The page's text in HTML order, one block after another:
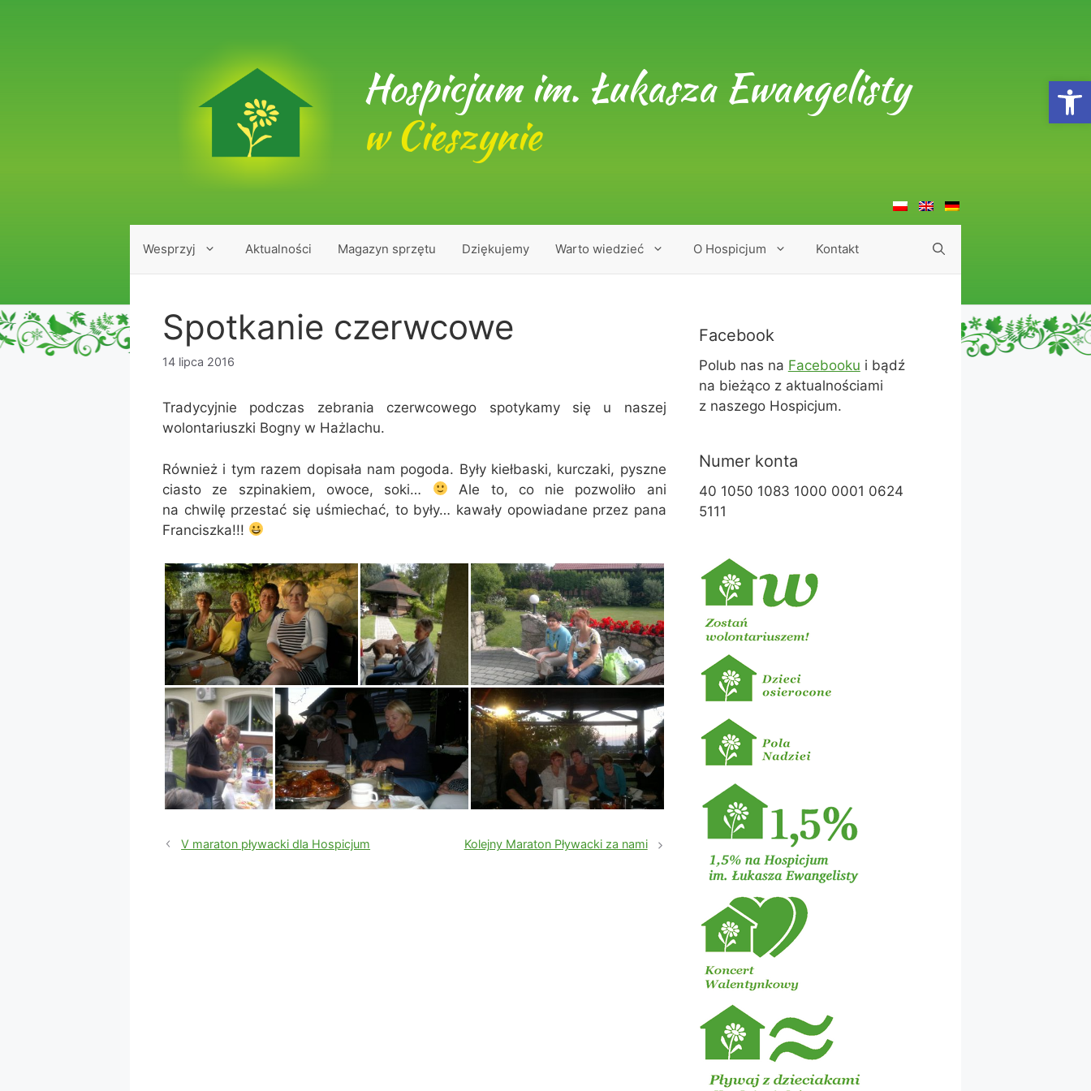
Hospicjum im. Łukasza Ewangelisty
w Cieszynie
Wesprzyj Aktualności Magazyn sprzętu Dziękujemy Warto wiedzieć O Hospicjum Kontakt
Spotkanie czerwcowe
14 lipca 2016
Tradycyjnie podczas zebrania czerwcowego spotykamy się u naszej
wolontariuszki Bogny w Hażlachu.
Również i tym razem dopisała nam pogoda. Były kiełbaski, kurczaki, pyszne
ciasto ze szpinakiem, owoce, soki…
Ale to, co nie pozwoliło ani
na chwilę przestać się uśmiechać, to były… kawały opowiadane przez pana
Franciszka!!!
V maraton pływacki dla Hospicjum Kolejny Maraton Pływacki za nami
Facebook
Polub nas na Facebooku i bądź
na bieżąco z aktualnościami
z naszego Hospicjum.
Numer konta
40 1050 1083 1000 0001 0624
5111